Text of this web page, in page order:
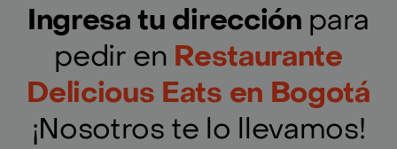
Ingresa tu dirección para
pedir en Restaurante
Delicious Eats en Bogotá
¡Nosotros te lo llevamos!